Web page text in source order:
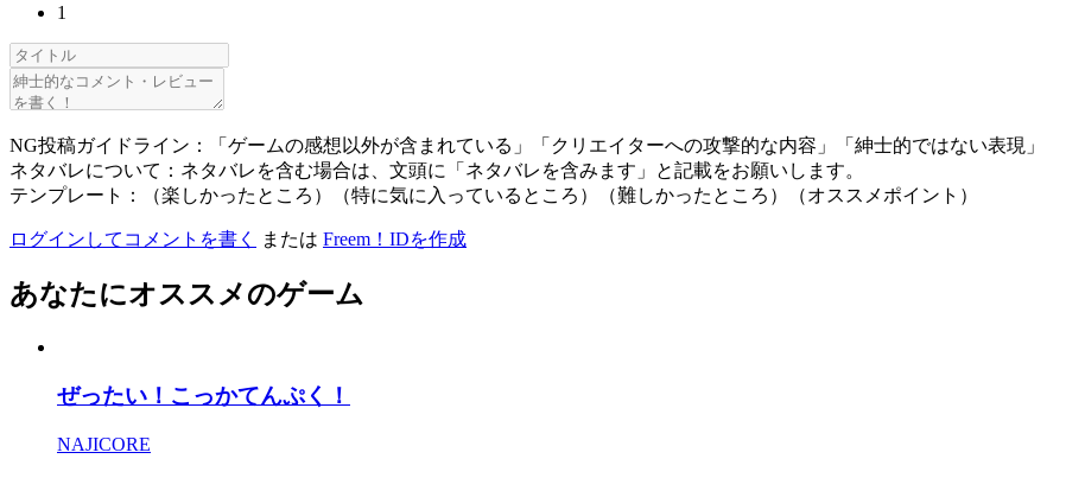
1
NG投稿ガイドライン：「ゲームの感想以外が含まれている」「クリエイターへの攻撃的な内容」「紳士的ではない表現」
ネタバレについて：ネタバレを含む場合は、文頭に「ネタバレを含みます」と記載をお願いします。
テンプレート：（楽しかったところ）（特に気に入っているところ）（難しかったところ）（オススメポイント）
ログインしてコメントを書く または Freem！IDを作成
あなたにオススメのゲーム
ぜったい！こっかてんぷく！
NAJICORE